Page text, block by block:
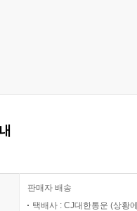
판매자 배송
택배사 : CJ대한통운 (상황